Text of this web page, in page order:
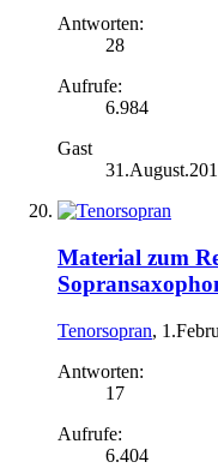
Antworten:
28
Aufrufe:
6.984
Gast
Material zum
Tenorsopran,
Antworten:
17
Aufrufe:
6.404